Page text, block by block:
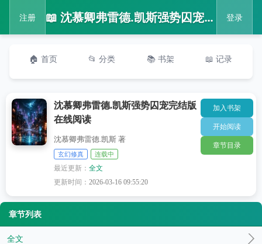
注册 📖 沈慕卿弗雷德.凯斯强势囚宠完结版在线阅读 登录
🏠 首页 📂 分类 📚 书架 📖 记录
沈慕卿弗雷德.凯斯强势囚宠完结版
在线阅读
沈慕卿弗雷德.凯斯 著
玄幻修真 连载中
最近更新：全文
更新时间：2026-03-16 09:55:20
加入书架
开始阅读
章节目录
章节列表
全文